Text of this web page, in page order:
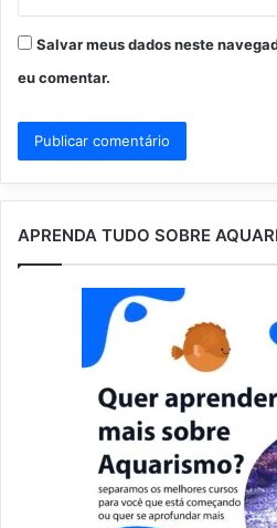
Salvar meus dados neste
eu comentar.
APRENDA TUDO SOBRE